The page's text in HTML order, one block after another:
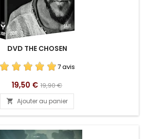
DVD THE CHOSEN
7 avis
Prix
19,50 € Prix
de
base
19,90 €
 Ajouter au panier